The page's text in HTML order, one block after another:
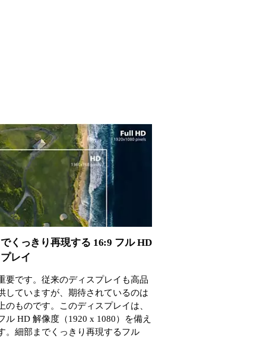
くっきり再現する 16:9 フル HD
レイ
要です。従来のディスプレイも高品
していますが、期待されているのは
のものです。このディスプレイは、
ル HD 解像度（1920 x 1080）を備え
。細部までくっきり再現するフル